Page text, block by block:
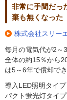
非常に手間だっ
棄も無くなった
株式会社スリー
毎月の電気代が2～
全体の約15％から
は5～6年で償却で
導入LED照明タイ
パクト蛍光灯タイプ